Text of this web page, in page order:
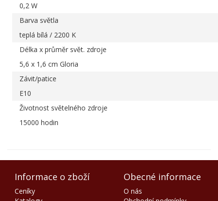
0,2 W
Barva světla
teplá bílá / 2200 K
Délka x průměr svět. zdroje
5,6 x 1,6 cm Gloria
Závit/patice
E10
Životnost světelného zdroje
15000 hodin
Informace o zboží
Ceníky
Obecné informace
O nás